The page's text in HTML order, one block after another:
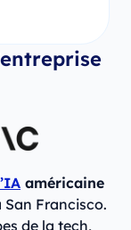
américaine
San Francisco.
de la tech,